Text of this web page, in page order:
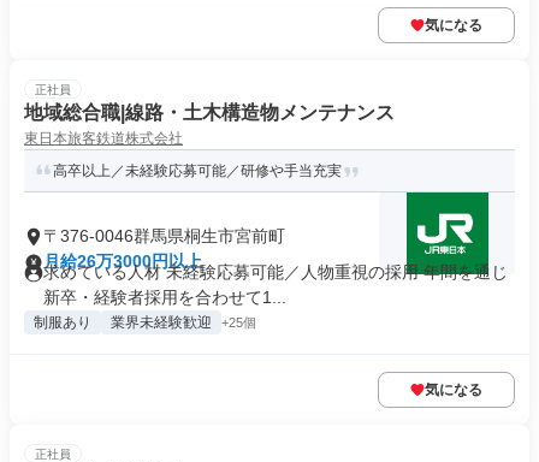
気になる
正社員
地域総合職|線路・土木構造物メンテナンス
東日本旅客鉄道株式会社
高卒以上／未経験応募可能／研修や手当充実
〒376-0046群馬県桐生市宮前町
月給26万3000円以上
求めている人材 未経験応募可能／人物重視の採用 年間を通じ
新卒・経験者採用を合わせて1...
制服あり 業界未経験歓迎 +25個
気になる
正社員